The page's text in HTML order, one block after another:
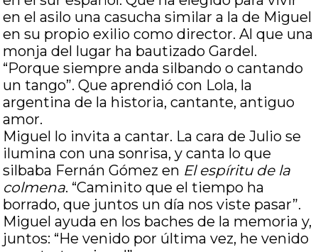
en el asilo una casucha similar a la de Miguel
en su propio exilio como director. Al que una
monja del lugar ha bautizado Gardel.
“Porque siempre anda silbando o cantando
un tango”. Que aprendió con Lola, la
argentina de la historia, cantante, antiguo
amor.
Miguel lo invita a cantar. La cara de Julio se
ilumina con una sonrisa, y canta lo que
silbaba Fernán Gómez en El espíritu de la
colmena. “Caminito que el tiempo ha
borrado, que juntos un día nos viste pasar”.
Miguel ayuda en los baches de la memoria y,
juntos: “He venido por última vez, he venido